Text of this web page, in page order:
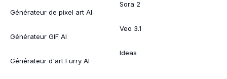
Générateur de pixel art AI
Générateur GIF AI
Générateur d'art Furry AI
Sora 2
Veo 3.1
Ideas